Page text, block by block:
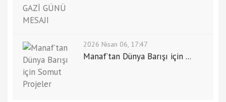
2026 Nisan 06, 17:47
Manaf’tan Dünya Barışı için ...